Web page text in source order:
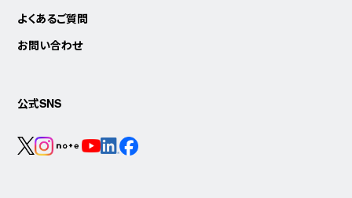
よくあるご質問
お問い合わせ
公式SNS